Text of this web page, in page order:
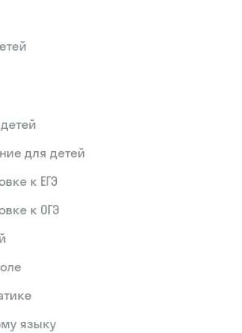
для детей
к ЕГЭ
к ОГЭ
языку